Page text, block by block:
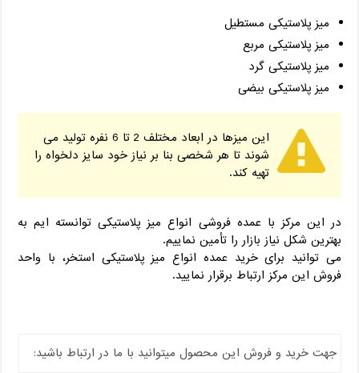
میز پلاستیکی مستطیل
میز پلاستیکی مربع
میز پلاستیکی گرد
میز پلاستیکی بیضی
این میزها در ابعاد مختلف 2 تا 6 نفره تولید می
شوند تا هر شخصی بنا بر نیاز خود سایز دلخواه را
تهیه کند.
در این مرکز با عمده فروشی انواع میز پلاستیکی توانسته ایم به
بهترین شکل نیاز بازار را تأمین نماییم.
می توانید برای خرید عمده انواع میز پلاستیکی استخر، با واحد
فروش این مرکز ارتباط برقرار نمایید.
جهت خرید و فروش این محصول میتوانید با ما در ارتباط باشید: